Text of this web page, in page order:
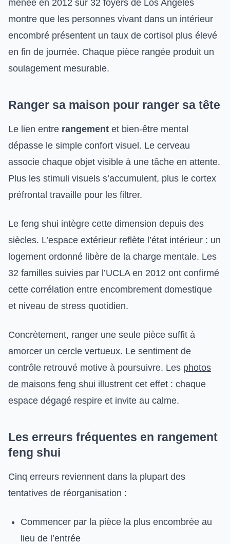
menée en 2012 sur 32 foyers de Los Angeles
montre que les personnes vivant dans un intérieur
encombré présentent un taux de cortisol plus élevé
en fin de journée. Chaque pièce rangée produit un
soulagement mesurable.
Ranger sa maison pour ranger sa tête
Le lien entre rangement et bien-être mental
dépasse le simple confort visuel. Le cerveau
associe chaque objet visible à une tâche en attente.
Plus les stimuli visuels s’accumulent, plus le cortex
préfrontal travaille pour les filtrer.
Le feng shui intègre cette dimension depuis des
siècles. L’espace extérieur reflète l’état intérieur : un
logement ordonné libère de la charge mentale. Les
32 familles suivies par l’UCLA en 2012 ont confirmé
cette corrélation entre encombrement domestique
et niveau de stress quotidien.
Concrètement, ranger une seule pièce suffit à
amorcer un cercle vertueux. Le sentiment de
contrôle retrouvé motive à poursuivre. Les photos
de maisons feng shui illustrent cet effet : chaque
espace dégagé respire et invite au calme.
Les erreurs fréquentes en rangement
feng shui
Cinq erreurs reviennent dans la plupart des
tentatives de réorganisation :
Commencer par la pièce la plus encombrée au
lieu de l’entrée